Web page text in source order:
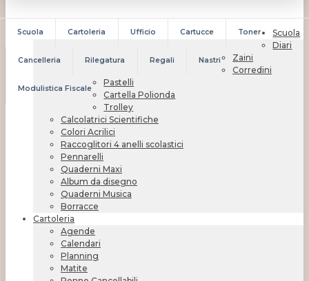
Scuola Cartoleria Ufficio Cartucce Toner
Cancelleria Rilegatura Regali Nastri
Modulistica Fiscale
Scuola
Diari
Zaini
Corredini
Pastelli
Cartella Polionda
Trolley
Calcolatrici Scientifiche
Colori Acrilici
Raccoglitori 4 anelli scolastici
Pennarelli
Quaderni Maxi
Album da disegno
Quaderni Musica
Borracce
Cartoleria
Agende
Calendari
Planning
Matite